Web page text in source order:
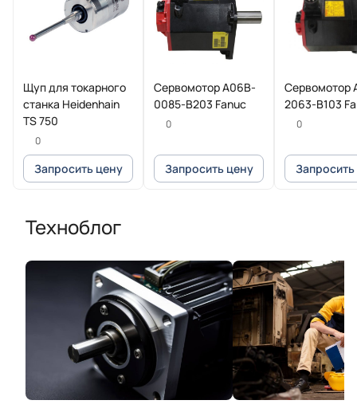
Щуп для токарного
станка Heidenhain
TS 750
0
Запросить цену
Сервомотор A06B-
0085-B203 Fanuc
0
Запросить цену
Сервомотор
2063-B103
0
Техноблог